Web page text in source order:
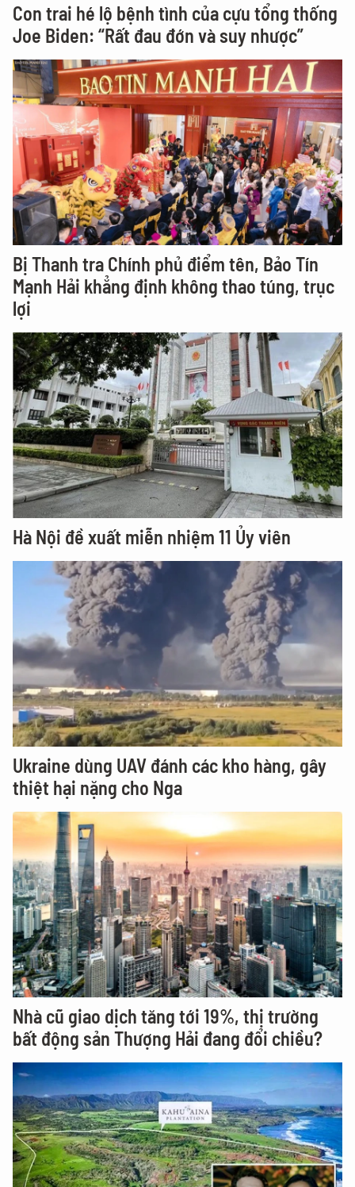
Con trai hé lộ bệnh tình của cựu tổng thống
Joe Biden: “Rất đau đớn và suy nhược”
Bị Thanh tra Chính phủ điểm tên, Bảo Tín
Mạnh Hải khẳng định không thao túng, trục
lợi
Hà Nội đề xuất miễn nhiệm 11 Ủy viên
Ukraine dùng UAV đánh các kho hàng, gây
thiệt hại nặng cho Nga
Nhà cũ giao dịch tăng tới 19%, thị trường
bất động sản Thượng Hải đang đổi chiều?